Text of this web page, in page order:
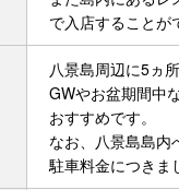
で入店することが
八景島周辺に5ヵ
GWやお盆期間中
おすすめです。
なお、八景島島内
駐車料金につきま